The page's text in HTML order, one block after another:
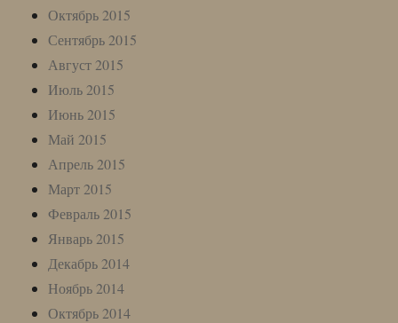
Октябрь 2015
Сентябрь 2015
Август 2015
Июль 2015
Июнь 2015
Май 2015
Апрель 2015
Март 2015
Февраль 2015
Январь 2015
Декабрь 2014
Ноябрь 2014
Октябрь 2014